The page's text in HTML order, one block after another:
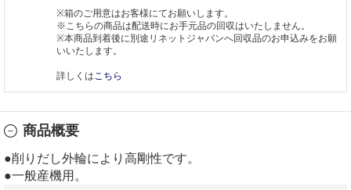
※箱のご用意はお客様にてお願いします。
※こちらの商品は配送時にお手元品の回収はいたしません。
※本商品到着後に別途リネットジャパンへ回収品のお申込みをお願
いいたします。
詳しくは こちら
商品概要
●削りだし外輪により高剛性です。
●一般産機用。